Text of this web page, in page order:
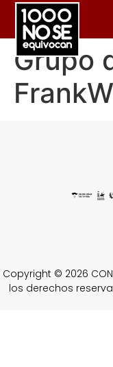
Grupo
Copyright © 2026
los derechos